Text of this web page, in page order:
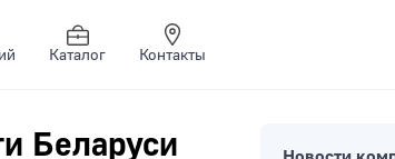
Каталог Контакты
Беларуси